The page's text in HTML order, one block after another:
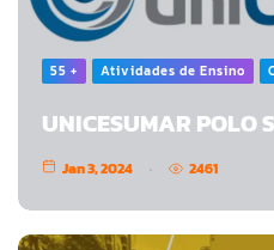
55 + Atividades de Ensino
UNICESUMAR POLO
Jan 3, 2024 2461